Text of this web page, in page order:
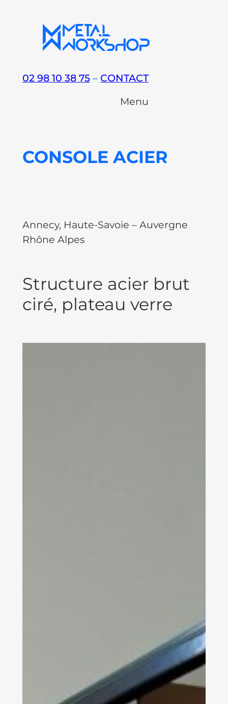
contenu
02 98 10 38 75– CONTACT
Menu
CONSOLE ACIER
Annecy, Haute-Savoie – Auvergne
Rhône Alpes
Structure acier brut
ciré, plateau verre